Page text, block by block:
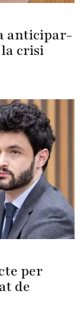
anticipar-
crisi
per
de